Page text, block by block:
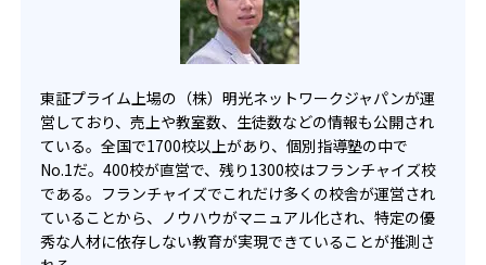
東証プライム上場の（株）明光ネットワークジャパンが運
営しており、売上や教室数、生徒数などの情報も公開され
ている。全国で1700校以上があり、個別指導塾の中で
No.1だ。400校が直営で、残り1300校はフランチャイズ校
である。フランチャイズでこれだけ多くの校舎が運営され
ていることから、ノウハウがマニュアル化され、特定の優
秀な人材に依存しない教育が実現できていることが推測さ